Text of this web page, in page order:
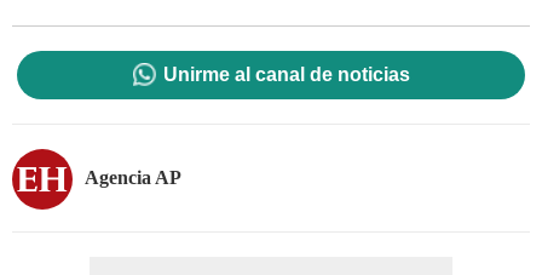
Unirme al canal de noticias
Agencia AP